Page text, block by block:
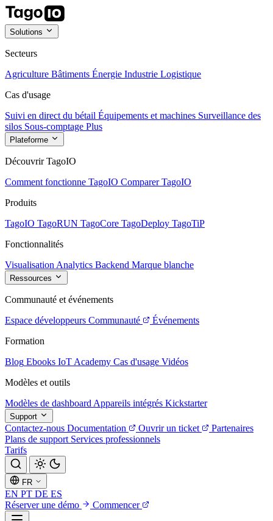
Solutions
Secteurs
Agriculture Bâtiments Énergie Industrie Logistique
Cas d'usage
Suivi en direct du bétail Équipements et machines Surveillance des
silos Sous-comptage Plus
Plateforme
Découvrir TagoIO
Comment fonctionne TagoIO Comparer TagoIO
Produits
TagoIO TagoRUN TagoCore TagoDeploy TagoTiP
Fonctionnalités
Visualisation Analytics Backend Marque blanche
Ressources
Communauté et événements
Espace développeurs Communauté
Événements
Formation
Blog Ebooks IoT Academy Cas d'usage Vidéos
Modèles et outils
Modèles de dashboard Appareils intégrés Kickstarter
Support
Contactez-nous Documentation Ouvrir un ticket
Partenaires
Plans de support Services professionnels
Tarifs
FR
EN PT DE ES
Réserver une démo
Commencer